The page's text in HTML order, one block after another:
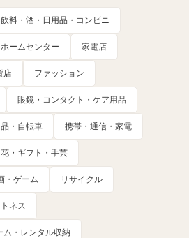
料・酒・日用品・コンビニ
ームセンター 家電店
店 ファッション
眼鏡・コンタクト・ケア用品
・自転車 携帯・通信・家電
花・ギフト・手芸
・ゲーム リサイクル
ネス
ム・レンタル収納